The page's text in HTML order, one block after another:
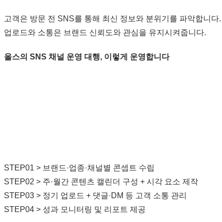
고객은 방문 전 SNS를 통해 최신 정보와 분위기를 파악합니다
업로드와 소통은 브랜드 신뢰도와 관심을 유지시켜줍니다.
올스의 SNS 채널 운영 대행, 이렇게 운영합니다
STEP01 > 브랜드·업종·채널별 콘셉트 수립
STEP02 > 주·월간 콘텐츠 캘린더 구성 + 시각 요소 제작
STEP03 > 정기 업로드 + 댓글·DM 등 고객 소통 관리
STEP04 > 성과 모니터링 및 리포트 제공